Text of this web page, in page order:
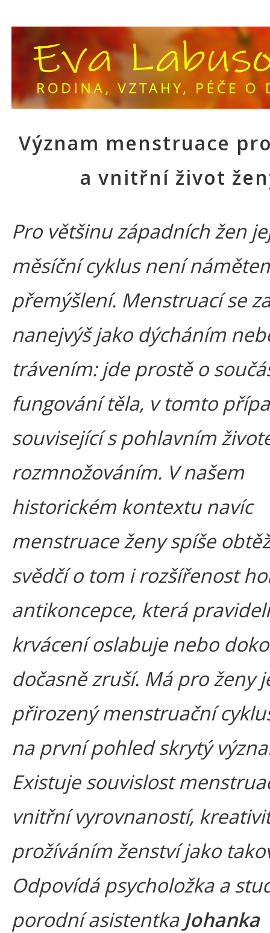
Význam menstruace
a vnitřní život
Pro většinu západních žen
měsíční cyklus není
přemýšlení. Menstruací se
nanejvýš jako dýcháním
trávením: jde prostě o
fungování těla, v tomto
související s pohlavním
rozmnožováním. V našem
historickém kontextu navíc
menstruace ženy spíše
svědčí o tom i rozšířenost
antikoncepce, která
krvácení oslabuje nebo
dočasně zruší. Má pro ženy
přirozený menstruační
na první pohled skrytý
Existuje souvislost
vnitřní vyrovnaností,
prožíváním ženství jako
Odpovídá psycholožka a
porodní asistentka Johanka